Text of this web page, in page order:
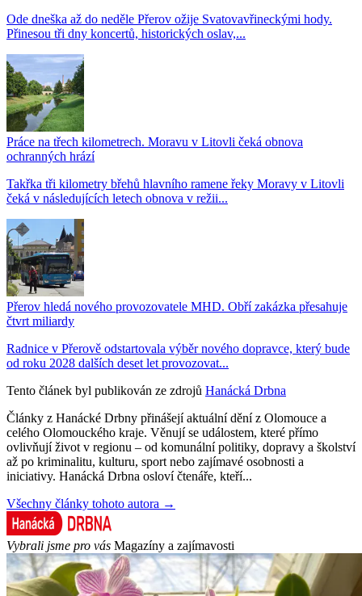
Ode dneška až do neděle Přerov ožije Svatovavřineckými hody.
Přinesou tři dny koncertů, historických oslav,...
Práce na třech kilometrech. Moravu v Litovli čeká obnova
ochranných hrází
Takřka tři kilometry břehů hlavního ramene řeky Moravy v Litovli
čeká v následujících letech obnova v režii...
Přerov hledá nového provozovatele MHD. Obří zakázka přesahuje
čtvrt miliardy
Radnice v Přerově odstartovala výběr nového dopravce, který bude
od roku 2028 dalších deset let provozovat...
Tento článek byl publikován ze zdrojů Hanácká Drbna
Články z Hanácké Drbny přinášejí aktuální dění z Olomouce a
celého Olomouckého kraje. Věnují se událostem, které přímo
ovlivňují život v regionu – od komunální politiky, dopravy a školství
až po kriminalitu, kulturu, sport nebo zajímavé osobnosti a
iniciativy. Hanácká Drbna osloví čtenáře, kteří...
Všechny články tohoto autora →
Vybrali jsme pro vás Magazíny a zajímavosti